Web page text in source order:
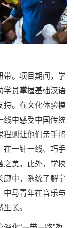
带。项目期间，学
学员掌握基础汉语
持。在文化体验模
线中感受中国传统
程则让他们亲手将
在一针一线、巧手
之美。此外，学校
廊中，系统了解宁
中马青年在音乐与
长。